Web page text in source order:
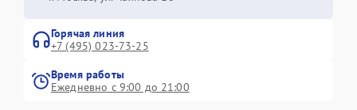
Горячая линия
+7 (495) 023-73-25
Время работы
Ежедневно с 9:00 до 21:00